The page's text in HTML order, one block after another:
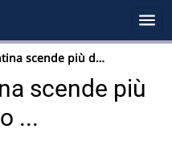
scende più d…
scende più
...